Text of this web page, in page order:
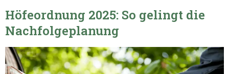
Höfeordnung 2025: So gelingt die
Nachfolgeplanung